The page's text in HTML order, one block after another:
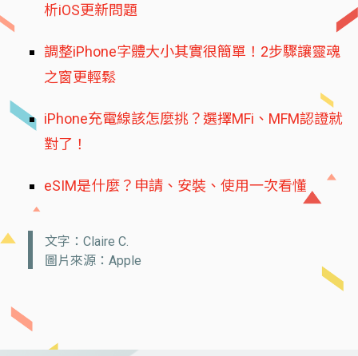
析iOS更新問題
調整iPhone字體大小其實很簡單！2步驟讓靈魂
之窗更輕鬆
iPhone充電線該怎麼挑？選擇MFi、MFM認證就
對了！
eSIM是什麼？申請、安裝、使用一次看懂
文字：Claire C.
圖片來源：Apple